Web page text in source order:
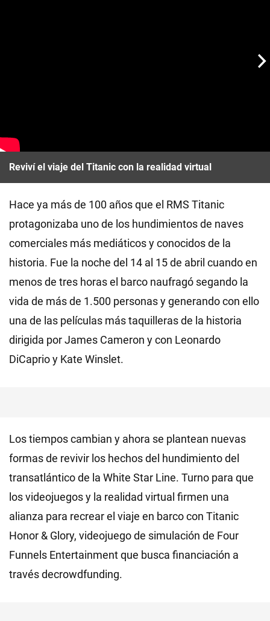
Reviví el viaje del Titanic con la realidad virtual
Hace ya más de 100 años que el RMS Titanic
protagonizaba uno de los hundimientos de naves
comerciales más mediáticos y conocidos de la
historia. Fue la noche del 14 al 15 de abril cuando en
menos de tres horas el barco naufragó segando la
vida de más de 1.500 personas y generando con ello
una de las películas más taquilleras de la historia
dirigida por James Cameron y con Leonardo
DiCaprio y Kate Winslet.
Los tiempos cambian y ahora se plantean nuevas
formas de revivir los hechos del hundimiento del
transatlántico de la White Star Line. Turno para que
los videojuegos y la realidad virtual firmen una
alianza para recrear el viaje en barco con Titanic
Honor & Glory, videojuego de simulación de Four
Funnels Entertainment que busca financiación a
través decrowdfunding.